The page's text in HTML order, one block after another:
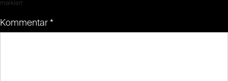
markiert
Kommentar *